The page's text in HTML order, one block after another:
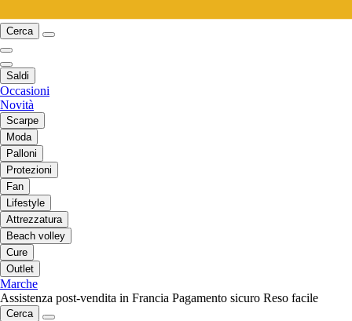
Cerca
Saldi
Occasioni
Novità
Scarpe
Moda
Palloni
Protezioni
Fan
Lifestyle
Attrezzatura
Beach volley
Cure
Outlet
Marche
Assistenza post-vendita in Francia Pagamento sicuro Reso facile
Cerca